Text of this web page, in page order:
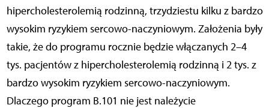
hipercholesterolemią rodzinną, trzydziestu kilku z bardzo
wysokim ryzykiem sercowo-naczyniowym. Założenia były
takie, że do programu rocznie będzie włączanych 2–4
tys. pacjentów z hipercholesterolemią rodzinną i 2 tys. z
bardzo wysokim ryzykiem sercowo-naczyniowym.
Dlaczego program B.101 nie jest należycie